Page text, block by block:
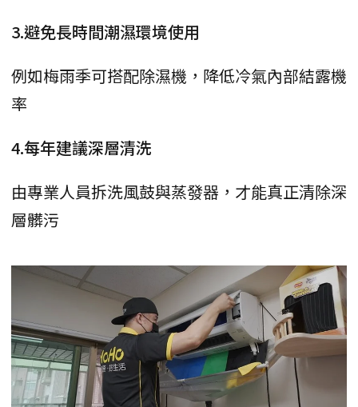
3.避免長時間潮濕環境使用
例如梅雨季可搭配除濕機，降低冷氣內部結露機
率
4.每年建議深層清洗
由專業人員拆洗風鼓與蒸發器，才能真正清除深
層髒污